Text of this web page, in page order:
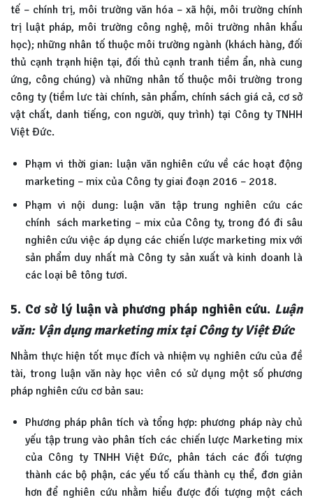
tế – chính trị, môi trường văn hóa – xã hội, môi trường chính
trị luật pháp, môi trường công nghệ, môi trường nhân khẩu
học); những nhân tố thuộc môi trường ngành (khách hàng, đối
thủ cạnh trạnh hiện tại, đối thủ cạnh tranh tiềm ẩn, nhà cung
ứng, công chúng) và những nhân tố thuộc môi trường trong
công ty (tiềm lưc tài chính, sản phẩm, chính sách giá cả, cơ sở
vật chất, danh tiếng, con người, quy trình) tại Công ty TNHH
Việt Đức.
Phạm vi thời gian: luận văn nghiên cứu về các hoạt động
marketing – mix của Công ty giai đoạn 2016 – 2018.
Phạm vi nội dung: luận văn tập trung nghiên cứu các
chính sách marketing – mix của Công ty, trong đó đi sâu
nghiên cứu việc áp dụng các chiến lược marketing mix với
sản phẩm duy nhất mà Công ty sản xuất và kinh doanh là
các loại bê tông tươi.
5. Cơ sở lý luận và phương pháp nghiên cứu. Luận
văn: Vận dụng marketing mix tại Công ty Việt Đức
Nhằm thực hiện tốt mục đích và nhiệm vụ nghiên cứu của đề
tài, trong luận văn này học viên có sử dụng một số phương
pháp nghiên cứu cơ bản sau:
Phương pháp phân tích và tổng hợp: phương pháp này chủ
yếu tập trung vào phân tích các chiến lược Marketing mix
của Công ty TNHH Việt Đức, phân tách các đối tượng
thành các bộ phận, các yếu tố cấu thành cụ thể, đơn giản
hơn để nghiên cứu nhằm hiểu được đối tượng một cách